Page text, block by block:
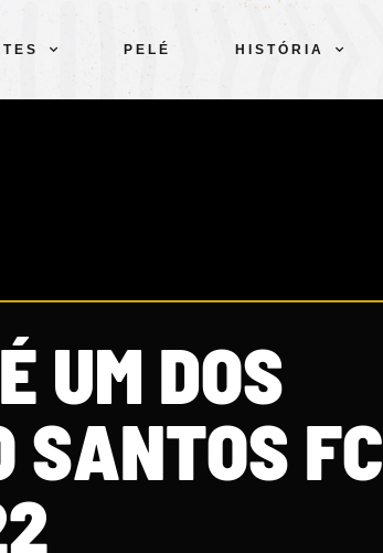
PELÉ HISTÓRIA
CLUBE
UM DOS
SANTOS FC